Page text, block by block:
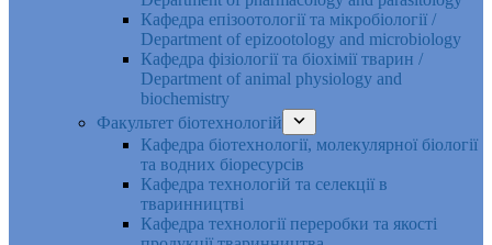
Кафедра епізоотології та мікробіології /
Department of epizootology and microbiology
Кафедра фізіології та біохімії тварин /
Department of animal physiology and
biochemistry
Факультет біотехнологій
Кафедра біотехнології, молекулярної біології
та водних біоресурсів
Кафедра технологій та селекції в
тваринництві
Кафедра технології переробки та якості